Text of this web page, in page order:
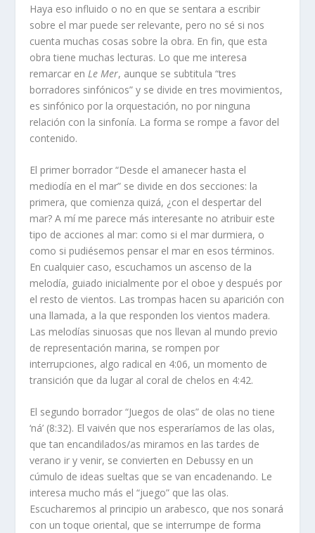
Haya eso influido o no en que se sentara a escribir
sobre el mar puede ser relevante, pero no sé si nos
cuenta muchas cosas sobre la obra. En fin, que esta
obra tiene muchas lecturas. Lo que me interesa
remarcar en Le Mer, aunque se subtitula “tres
borradores sinfónicos” y se divide en tres movimientos,
es sinfónico por la orquestación, no por ninguna
relación con la sinfonía. La forma se rompe a favor del
contenido.
El primer borrador “Desde el amanecer hasta el
mediodía en el mar” se divide en dos secciones: la
primera, que comienza quizá, ¿con el despertar del
mar? A mí me parece más interesante no atribuir este
tipo de acciones al mar: como si el mar durmiera, o
como si pudiésemos pensar el mar en esos términos.
En cualquier caso, escuchamos un ascenso de la
melodía, guiado inicialmente por el oboe y después por
el resto de vientos. Las trompas hacen su aparición con
una llamada, a la que responden los vientos madera.
Las melodías sinuosas que nos llevan al mundo previo
de representación marina, se rompen por
interrupciones, algo radical en 4:06, un momento de
transición que da lugar al coral de chelos en 4:42.
El segundo borrador “Juegos de olas” de olas no tiene
‘ná’ (8:32). El vaivén que nos esperaríamos de las olas,
que tan encandilados/as miramos en las tardes de
verano ir y venir, se convierten en Debussy en un
cúmulo de ideas sueltas que se van encadenando. Le
interesa mucho más el “juego” que las olas.
Escucharemos al principio un arabesco, que nos sonará
con un toque oriental, que se interrumpe de forma